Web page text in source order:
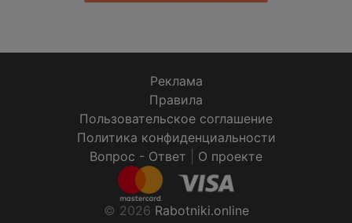
Реклама
Правила
Пользовательское соглашение
Политика конфиденциальности
Вопрос - Ответ
О проекте
© 2026 Rabotniki.online